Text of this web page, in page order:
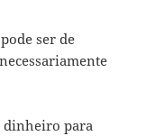
ser de
dinheiro para